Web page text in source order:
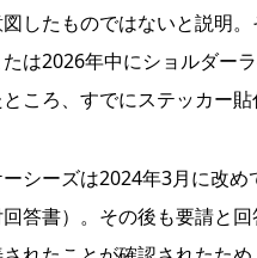
図したものではないと説明
は2026年中にショルダー
ところ、すでにステッカー
シーズは2024年3月に改め
回答書）。その後も要請と